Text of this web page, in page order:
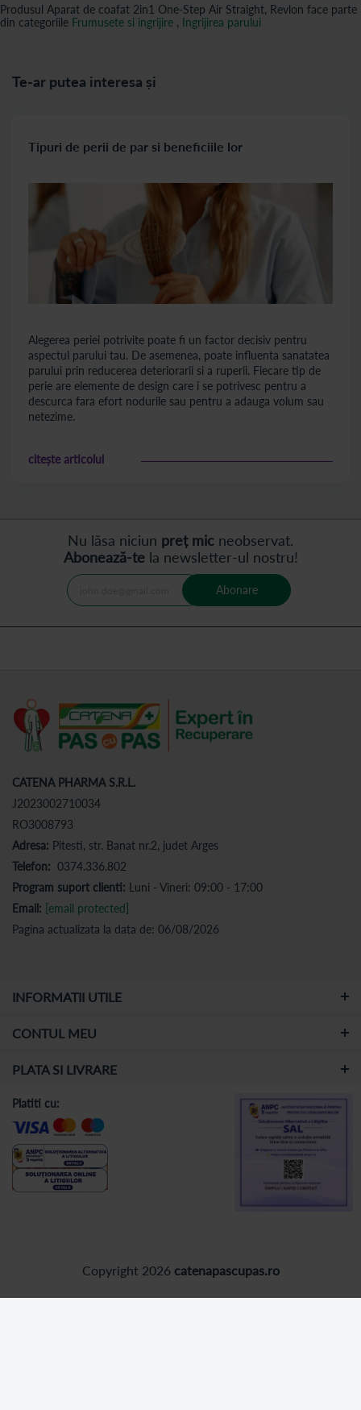
Produsul Aparat de coafat 2in1 One-Step Air Straight, Revlon face parte
din categoriile Frumusete si ingrijire , Ingrijirea parului
Te-ar putea interesa și
Tipuri de perii de par si beneficiile lor
Alegerea periei potrivite poate fi un factor decisiv pentru
aspectul parului tau. De asemenea, poate influenta sanatatea
parului prin reducerea deteriorarii si a ruperii. Fiecare tip de
perie are elemente de design care i se potrivesc pentru a
descurca fara efort nodurile sau pentru a adauga volum sau
netezime.
citește articolul
Nu lăsa niciun preț mic neobservat.
Abonează-tela newsletter-ul nostru!
Abonare
CATENA PHARMA S.R.L.
J2023002710034
RO3008793
Adresa: Pitesti, str. Banat nr.2, judet Arges
Telefon: 0374.336.802
Program suport clienti: Luni - Vineri: 09:00 - 17:00
Email: [email protected]
Pagina actualizata la data de: 06/08/2026
INFORMATII UTILE
CONTUL MEU
PLATA SI LIVRARE
Copyright 2026 catenapascupas.ro
Platiti cu: